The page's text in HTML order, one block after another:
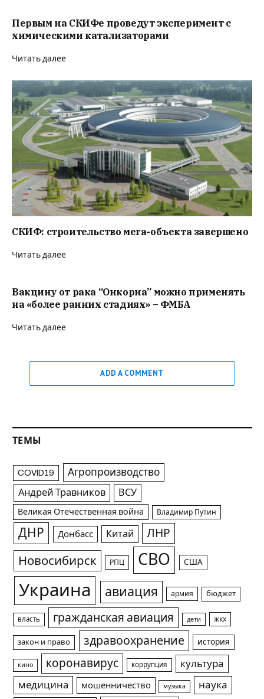
Первым на СКИФе проведут эксперимент с
химическими катализаторами
Читать далее
СКИФ: строительство мега-объекта завершено
Читать далее
Вакцину от рака “Онкорна” можно применять
на «более ранних стадиях» – ФМБА
Читать далее
ADD A COMMENT
ТЕМЫ
COVID19 Агропроизводство
Андрей Травников ВСУ
Великая Отечественная война Владимир Путин
ДНР Донбасс Китай ЛНР
Новосибирск РПЦ СВО США
Украина авиация армия бюджет
власть гражданская авиация дети жкх
закон и право здравоохранение история
кино коронавирус коррупция
культура
медицина
мошенничество музыка
наука